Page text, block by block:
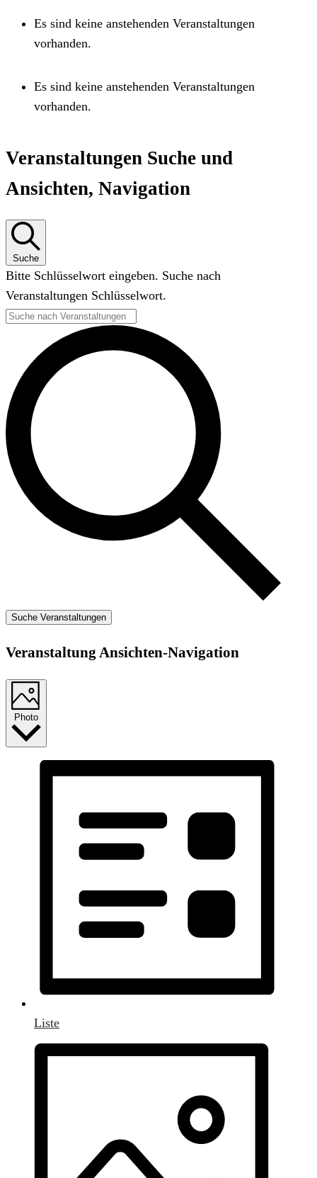
Es sind keine anstehenden Veranstaltungen
vorhanden.
Es sind keine anstehenden Veranstaltungen
vorhanden.
Veranstaltungen Suche und
Ansichten, Navigation
Suche
Bitte Schlüsselwort eingeben. Suche nach
Veranstaltungen Schlüsselwort.
Suche Veranstaltungen
Veranstaltung Ansichten-Navigation
Photo
Liste